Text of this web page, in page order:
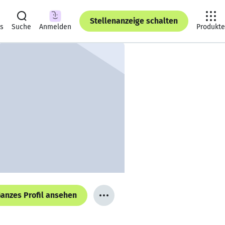
Suche Anmelden
Stellenanzeige schalten
Produkte
Profil ansehen